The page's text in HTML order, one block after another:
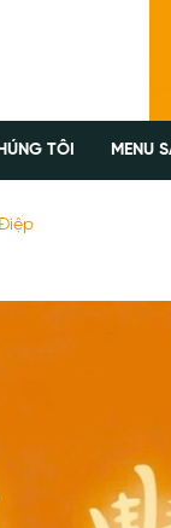
TÔI MENU